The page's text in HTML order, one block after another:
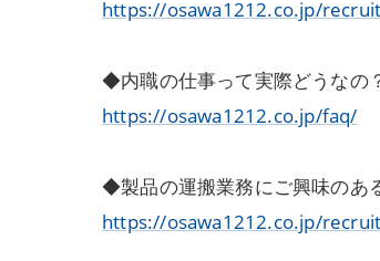
https://osawa1212.co.jp/
◆内職の仕事って実際どうなの
https://osawa1212.co.jp/faq/
◆製品の運搬業務にご興味のあ
https://osawa1212.co.jp/